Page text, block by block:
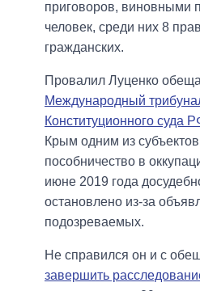
приговоров, виновными
человек, среди них 8
гражданских.
Провалил Луценко
Международный
Конституционного суда
Крым одним из
пособничество в
июне 2019 года
остановлено из-за
подозреваемых.
Не справился он и с
завершить